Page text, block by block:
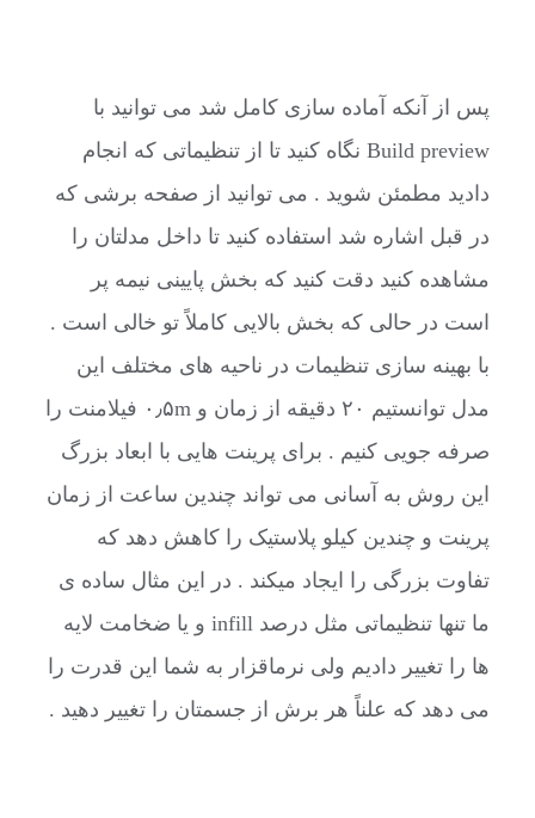
پس از آنکه آماده سازی کامل شد می توانید با
Build preview نگاه کنید تا از تنظیماتی که انجام
دادید مطمئن شوید . می توانید از صفحه برشی که
در قبل اشاره شد استفاده کنید تا داخل مدلتان را
مشاهده کنید دقت کنید که بخش پایینی نیمه پر
است در حالی که بخش بالایی کاملاً تو خالی است .
با بهینه سازی تنظیمات در ناحیه های مختلف این
مدل توانستیم ۲۰ دقیقه از زمان و ۰٫۵m فیلامنت را
صرفه جویی کنیم . برای پرینت هایی با ابعاد بزرگ
این روش به آسانی می تواند چندین ساعت از زمان
پرینت و چندین کیلو پلاستیک را کاهش دهد که
تفاوت بزرگی را ایجاد میکند . در این مثال ساده ی
ما تنها تنظیماتی مثل درصد infill و یا ضخامت لایه
ها را تغییر دادیم ولی نرماقزار به شما این قدرت را
می دهد که علناً هر برش از جسمتان را تغییر دهید .